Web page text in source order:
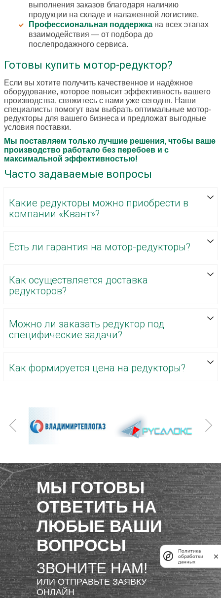
выполнения заказов благодаря наличию
продукции на складе и налаженной логистике.
Профессиональная поддержка на всех этапах
взаимодействия — от подбора до
послепродажного сервиса.
Готовы купить мотор-редуктор?
Если вы хотите получить качественное и надёжное
оборудование, которое повысит эффективность вашего
производства, свяжитесь с нами уже сегодня. Наши
специалисты помогут вам выбрать оптимальные мотор-
редукторы для вашего бизнеса и предложат выгодные
условия поставки.
Мы поставляем только лучшие решения, чтобы ваше
производство работало без перебоев и с
максимальной эффективностью!
Часто задаваемые вопросы
Какие редукторы можно приобрести в
компании «Квант»?
Есть ли гарантия на мотор-редукторы?
Как осуществляется доставка
редукторов?
Можно ли заказать редуктор под
специфические задачи?
Как формируется цена на редукторы?
МЫ ГОТОВЫ
ОТВЕТИТЬ НА
ЛЮБЫЕ ВАШИ
ВОПРОСЫ
ЗВОНИТЕ НАМ!
ИЛИ ОТПРАВЬТЕ ЗАЯВКУ
ОНЛАЙН
Политика
обработки
данных